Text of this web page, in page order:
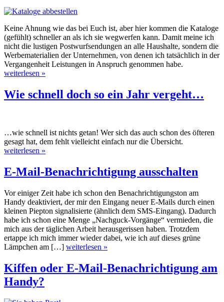
Keine Ahnung wie das bei Euch ist, aber hier kommen die Kataloge
(gefühlt) schneller an als ich sie wegwerfen kann. Damit meine ich
nicht die lustigen Postwurfsendungen an alle Haushalte, sondern die
Werbematerialien der Unternehmen, von denen ich tatsächlich in der
Vergangenheit Leistungen in Anspruch genommen habe.
weiterlesen »
Wie schnell doch so ein Jahr vergeht…
…wie schnell ist nichts getan! Wer sich das auch schon des öfteren
gesagt hat, dem fehlt vielleicht einfach nur die Übersicht.
weiterlesen »
E-Mail-Benachrichtigung ausschalten
Vor einiger Zeit habe ich schon den Benachrichtigungston am
Handy deaktiviert, der mir den Eingang neuer E-Mails durch einen
kleinen Piepton signalisierte (ähnlich dem SMS-Eingang). Dadurch
habe ich schon eine Menge „Nachguck-Vorgänge“ vermieden, die
mich aus der täglichen Arbeit herausgerissen haben. Trotzdem
ertappe ich mich immer wieder dabei, wie ich auf dieses grüne
Lämpchen am […] weiterlesen »
Kiffen oder E-Mail-Benachrichtigung am
Handy?